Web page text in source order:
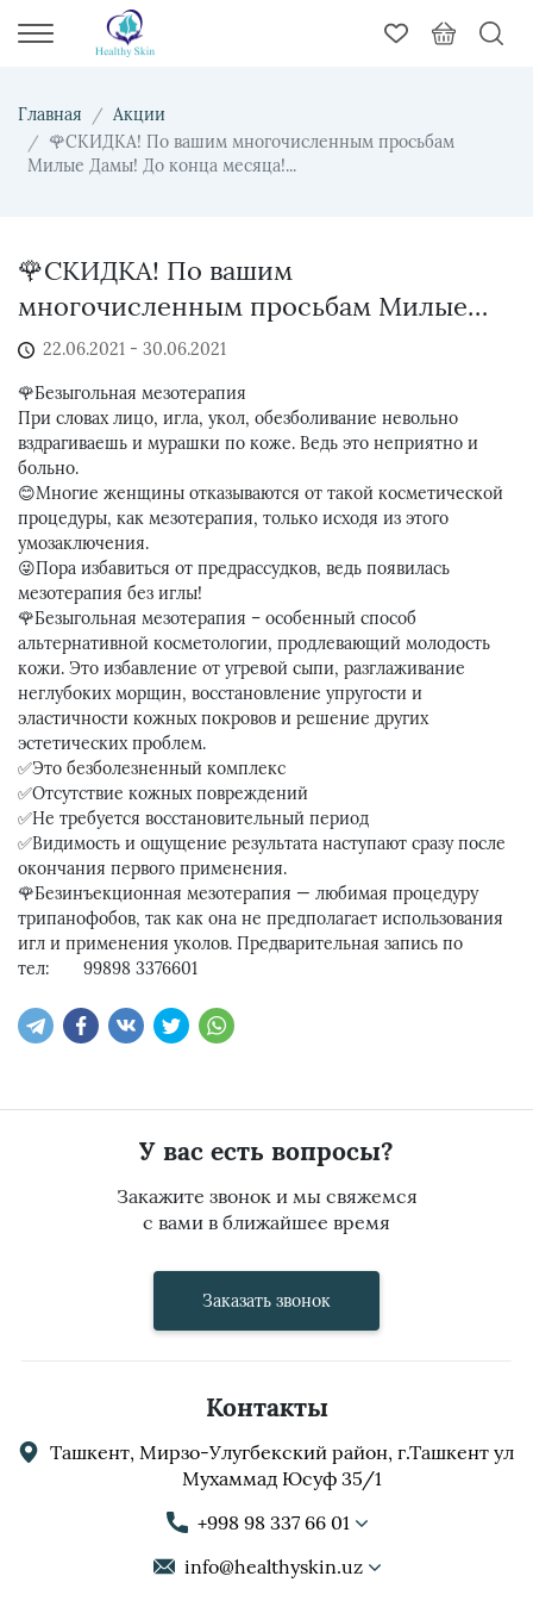
Главная
Акции
🌹СКИДКА! По вашим многочисленным просьбам
Милые Дамы! До конца месяца!...
🌹СКИДКА! По вашим
многочисленным просьбам Милые
Дамы! До конца месяца! Торопитесь
количество чудо препарата
ограниченно!
22.06.2021 - 30.06.2021
🌹Безыгольная мезотерапия
При словах лицо, игла, укол, обезболивание невольно
вздрагиваешь и мурашки по коже. Ведь это неприятно и
больно.
😊Многие женщины отказываются от такой косметической
процедуры, как мезотерапия, только исходя из этого
умозаключения.
😜Пора избавиться от предрассудков, ведь появилась
мезотерапия без иглы!
🌹Безыгольная мезотерапия – особенный способ
альтернативной косметологии, продлевающий молодость
кожи. Это избавление от угревой сыпи, разглаживание
неглубоких морщин, восстановление упругости и
эластичности кожных покровов и решение других
эстетических проблем.
✅Это безболезненный комплекс
✅Отсутствие кожных повреждений
✅Не требуется восстановительный период
✅Видимость и ощущение результата наступают сразу после
окончания первого применения.
🌹Безинъекционная мезотерапия — любимая процедуру
трипанофобов, так как она не предполагает использования
игл и применения уколов. Предварительная запись по
тел: 99898 3376601
У вас есть вопросы?
Закажите звонок и мы свяжемся
с вами в ближайшее время
Заказать звонок
Контакты
Ташкент, Мирзо-Улугбекский район, г.Ташкент ул
Мухаммад Юсуф 35/1
+998 98 337 66 01
info@healthyskin.uz